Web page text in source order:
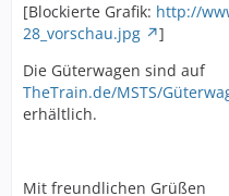
[Blockierte Grafik: http://
28_vorschau.jpg
]
Die Güterwagen sind auf
TheTrain.de/MSTS/
erhältlich.
Mit freundlichen Grüßen